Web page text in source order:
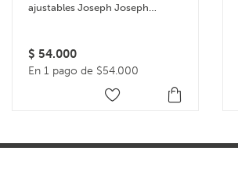
ajustables Joseph Joseph
$ 54.000
En 1 pago de $54.000